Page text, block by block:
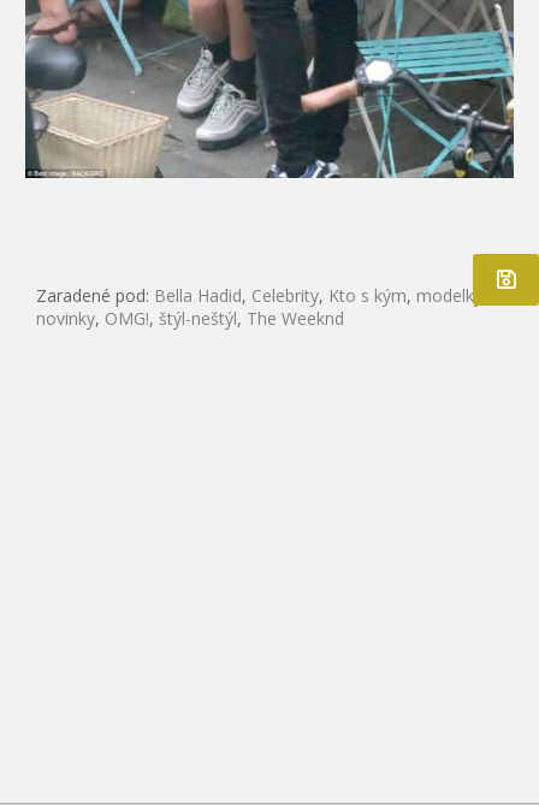
Zaradené pod: Bella Hadid, Celebrity, Kto s kým, modelky
novinky, OMG!, štýl-neštýl, The Weeknd